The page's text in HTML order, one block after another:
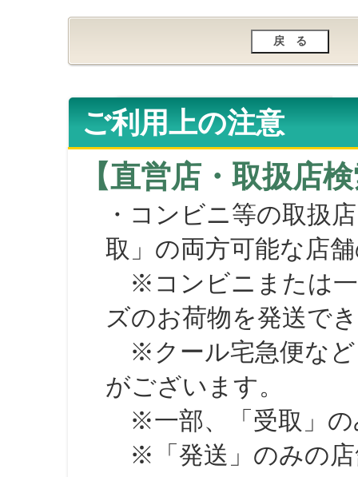
ご利用上の注意
【直営店・取扱店
・コンビニ等の取扱
取」の両方可能な店
※コンビニまたは一
ズのお荷物を発送で
※クール宅急便など
がございます。
※一部、「受取」の
※「発送」のみの店